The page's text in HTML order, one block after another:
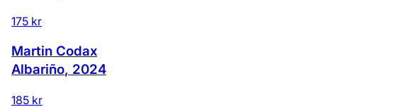
175 kr
Martin Codax
Albariño, 2024
185 kr